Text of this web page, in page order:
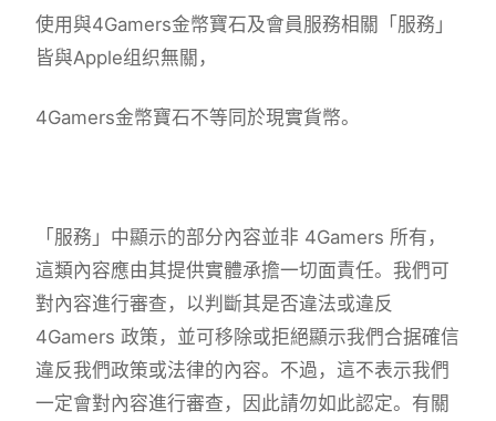
使用與4Gamers金幣寶石及會員服務相關「服務」
皆與Apple组织無關，
4Gamers金幣寶石不等同於現實貨幣。
「服務」中顯示的部分內容並非 4Gamers 所有，
這類內容應由其提供實體承擔一切面責任。我們可
對內容進行審查，以判斷其是否違法或違反
4Gamers 政策，並可移除或拒絕顯示我們合据確信
違反我們政策或法律的內容。不過，這不表示我們
一定會對內容進行審查，因此請勿如此認定。有關